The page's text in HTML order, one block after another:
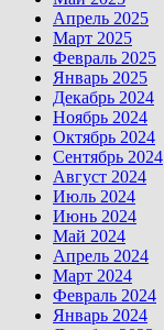
Апрель 2025
Март 2025
Февраль 2025
Январь 2025
Декабрь 2024
Ноябрь 2024
Октябрь 2024
Сентябрь 2024
Август 2024
Июль 2024
Июнь 2024
Май 2024
Апрель 2024
Март 2024
Февраль 2024
Январь 2024